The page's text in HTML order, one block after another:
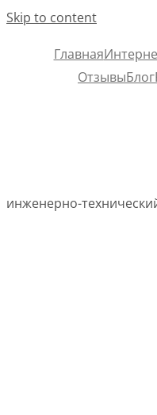
Skip to content
Главная
ОтзывыБлог
инженерно-